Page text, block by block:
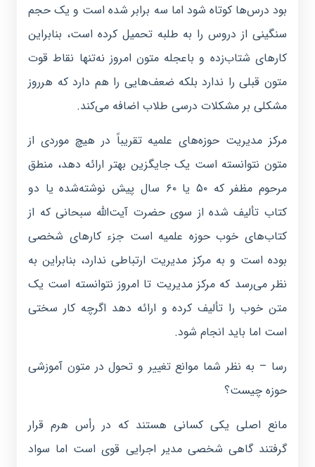
بود درس‌ها کوتاه شود اما سه برابر شده است و یک حجم
سنگینی از دروس را به طلبه تحمیل کرده است، بنابراین
کارهای شتاب‌زده و باعجله متون امروز نه‌تنها نقاط قوت
متون قبلی را ندارد بلکه ضعف‌هایی را هم دارد که هرروز
مشکلی بر مشکلات درسی طلاب اضافه می‌کند.
مرکز مدیریت حوزه‌های علمیه تقریباً در هیچ موردی از
متون نتوانسته است یک جایگزین بهتر ارائه دهد، منطق
مرحوم مظفر که ۵۰ یا ۶۰ سال پیش نوشته‌شده یا دو
کتاب تألیف شده از سوی حضرت آیت‌الله سبحانی که از
کتاب‌های خوب حوزه علمیه است جزء کارهای شخصی
بوده است و به مرکز مدیریت ارتباطی ندارد، بنابراین به
نظر می‌رسد که مرکز مدیریت تا امروز نتوانسته است یک
متن خوب را تألیف کرده و ارائه دهد اگرچه کار سختی
است اما باید انجام شود.
رسا – به نظر شما موانع تغییر و تحول در متون آموزشی
حوزه چیست؟
مانع اصلی یکی کسانی هستند که در رأس هرم قرار
گرفتند گاهی شخصی مدیر اجرایی قوی است اما سواد